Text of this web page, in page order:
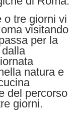
o tre giorni vi
visitando
per la
natura e
del percorso
giorni.